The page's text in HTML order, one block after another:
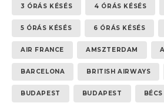
3 ÓRÁS KÉSÉS 4 ÓRÁS KÉSÉS
5 ÓRÁS KÉSÉS 6 ÓRÁS KÉSÉS
AIR FRANCE AMSZTERDAM
BARCELONA BRITISH AIRWAYS
BUDAPEST BUDAPEST BÉCS